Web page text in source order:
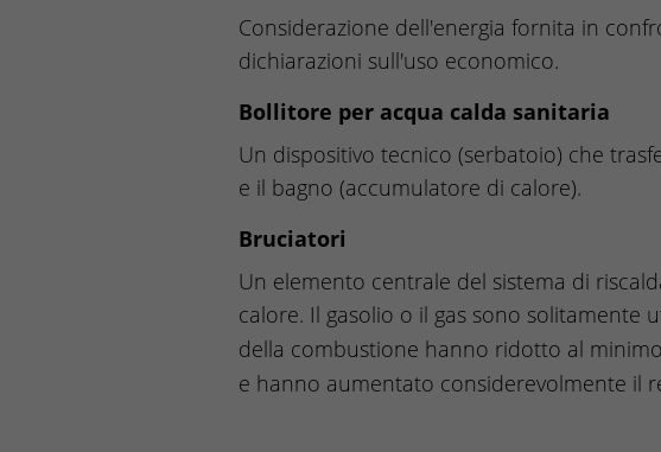
Considerazione dell'energia fornita in
dichiarazioni sull'uso economico.
Bollitore per acqua calda sanitaria
Un dispositivo tecnico (serbatoio) che
e il bagno (accumulatore di calore).
Bruciatori
Un elemento centrale del sistema di
calore. Il gasolio o il gas sono solitamente
della combustione hanno ridotto al
e hanno aumentato considerevolmente il